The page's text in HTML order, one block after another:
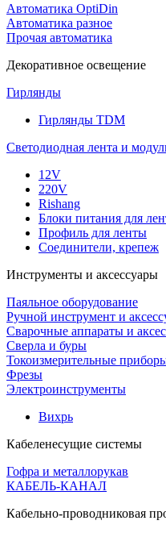
Автоматика OptiDin
Автоматика разное
Прочая автоматика
Декоративное освещение
Гирлянды
Гирлянды TDM
Светодиодная лента и
12V
220V
Rishang
Блоки питания для
Профиль для ленты
Соединители, крепеж
Инструменты и аксессуары
Паяльное оборудование
Ручной инструмент и
Сварочные аппараты и
Сверла и буры
Токоизмерительные
Фрезы
Электроинструменты
Вихрь
Кабеленесущие системы
Гофра и металлорукав
КАБЕЛЬ-КАНАЛ
Кабельно-проводниковая